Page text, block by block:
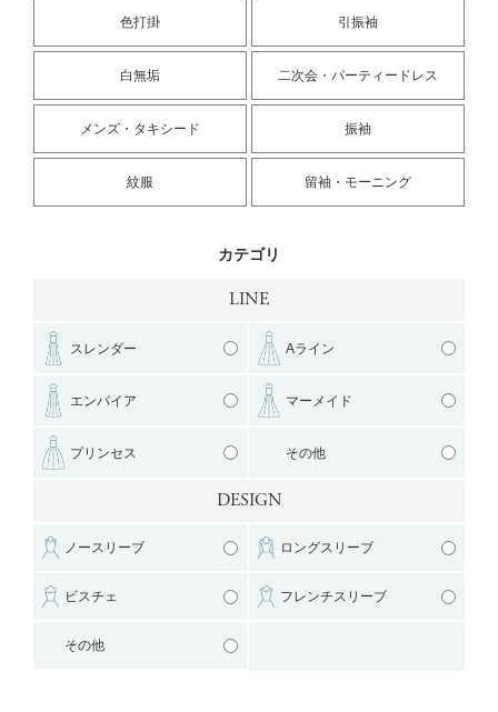
色打掛 引振袖
白無垢 二次会・パーティードレス
メンズ・タキシード 振袖
紋服 留袖・モーニング
カテゴリ
LINE
スレンダー Aライン
エンパイア マーメイド
プリンセス その他
DESIGN
ノースリーブ ロングスリーブ
ビスチェ フレンチスリーブ
その他